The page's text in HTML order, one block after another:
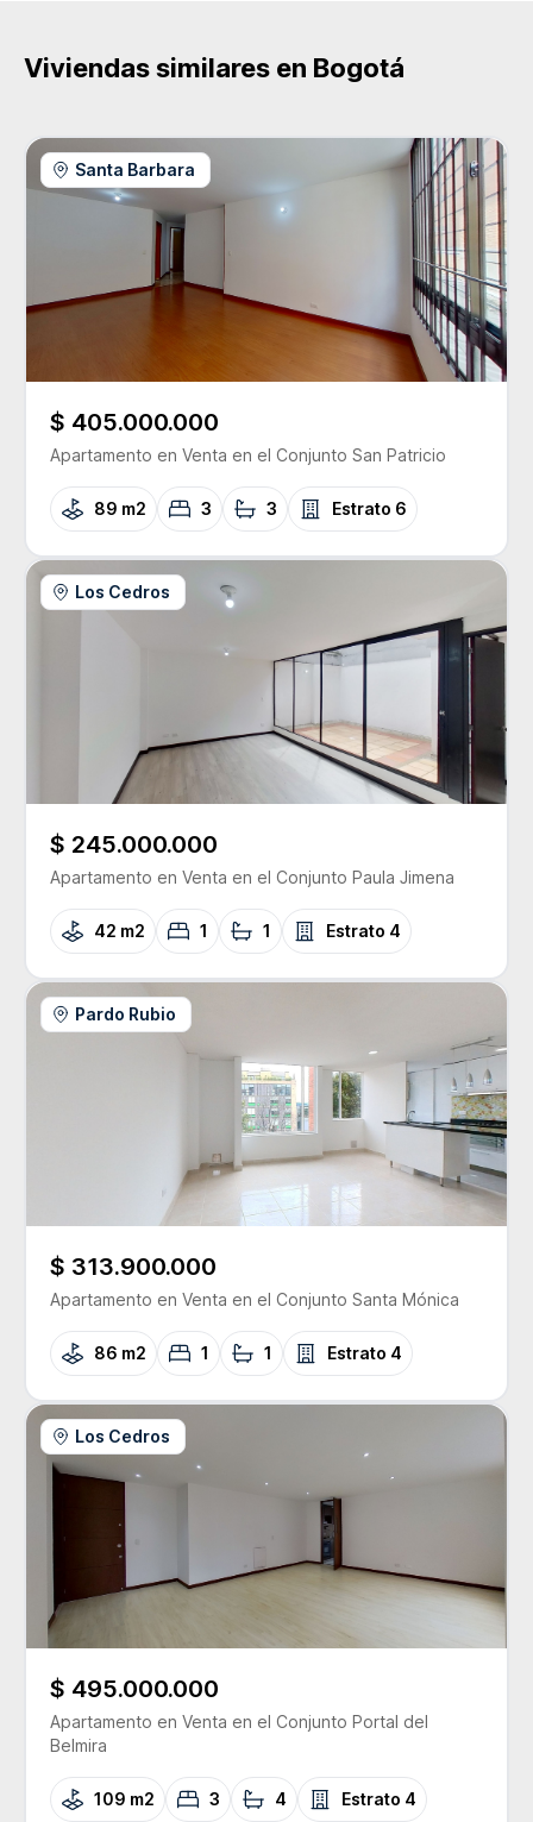
Viviendas similares en Bogotá
Santa Barbara
$ 405.000.000
Apartamento en Venta en el Conjunto San Patricio
89 m2 3 3 Estrato 6
Los Cedros
$ 245.000.000
Apartamento en Venta en el Conjunto Paula Jimena
42 m2 1 1 Estrato 4
Pardo Rubio
$ 313.900.000
Apartamento en Venta en el Conjunto Santa Mónica
86 m2 1 1 Estrato 4
Los Cedros
$ 495.000.000
Apartamento en Venta en el Conjunto Portal del
Belmira
109 m2 3 4 Estrato 4